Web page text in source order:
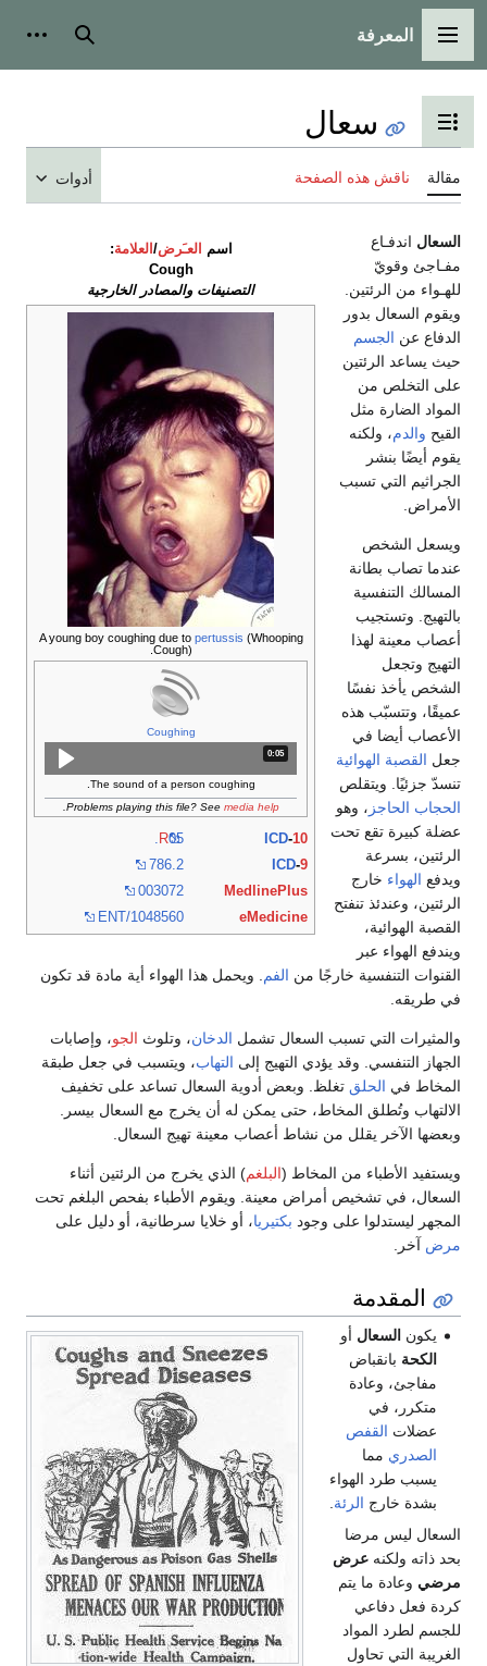
القائمة الرئيسية
المعرفة بحث
تبديل عرض جدول المحتويات
سعال
مقالة ناقش هذه الصفحة أدوات
اسم العـَرض/ العلامة:
Cough
التصنيفات والمصادر الخارجية
A young boy coughing due to pertussis (Whooping
Cough).
Coughing
المدة: 5 ثوانٍ.
0:05
The sound of a person coughing.
Problems playing this file? See media help
ICD-10
R05.
ICD-9
786.2
MedlinePlus
003072
eMedicine
ENT/1048560
السعال اندفـاع
مفـاجئ وقويّ
للهـواء من الرئتين.
ويقوم السعال بدور
الدفاع عن الجسم
حيث يساعد الرئتين
على التخلص من
المواد الضارة مثل
القيح والدم، ولكنه
يقوم أيضًا بنشر
الجراثيم التي تسبب
الأمراض.
ويسعل الشخص
عندما تصاب بطانة
المسالك التنفسية
بالتهيج. وتستجيب
أعصاب معينة لهذا
التهيج وتجعل
الشخص يأخذ نفسًا
عميقًا، وتتسبّب هذه
الأعصاب أيضا في
جعل القصبة الهوائية
تنسدّ جزئيًا. ويتقلص
الحجاب الحاجز ، وهو
عضلة كبيرة تقع تحت
الرئتين، بسرعة
ويدفع الهواء خارج
الرئتين، وعندئذ تنفتح
القصبة الهوائية،
ويندفع الهواء عبر
القنوات التنفسية خارجًا من الفم
. ويحمل هذا الهواء أية مادة قد تكون
في طريقه.
والمثيرات التي تسبب السعال تشمل الدخان، وتلوث الجو، وإصابات
الجهاز التنفسي. وقد يؤدي التهيج إلى التهاب، ويتسبب في جعل طبقة
المخاط في الحلق تغلظ. وبعض أدوية السعال تساعد على تخفيف
الالتهاب وتُطلق المخاط، حتى يمكن له أن يخرج مع السعال بيسر.
وبعضها الآخر يقلل من نشاط أعصاب معينة تهيج السعال.
ويستفيد الأطباء من المخاط (البلغم) الذي يخرج من الرئتين أثناء
السعال، في تشخيص أمراض معينة. ويقوم الأطباء بفحص البلغم تحت
المجهر ليستدلوا على وجود بكتيريا، أو خلايا سرطانية، أو دليل على
مرض آخر.
المقدمة
يكون السعال أو
الكحة بانقباض
مفاجئ، وعادة
متكرر، في
عضلات القفص
الصدري مما
يسبب طرد الهواء
بشدة خارج الرئة
السعال ليس مرضا
بحد ذاته ولكنه عرض
مرضي وعادة ما يتم
كردة فعل دفاعي
للجسم لطرد المواد
الغريبة التي تحاول